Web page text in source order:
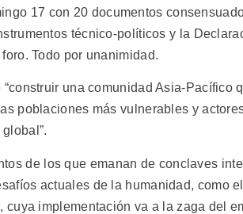
17 con 20 documentos
técnico-políticos y la
Todo por unanimidad.
una comunidad Asia-Pacífico
poblaciones más vulnerables y
de los que emanan de conclaves
actuales de la humanidad, como
implementación va a la zaga del